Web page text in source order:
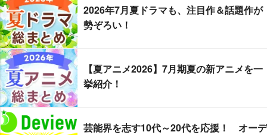
2026年7月夏ドラマも、注目作＆話題作が
勢ぞろい！
【夏アニメ2026】7月期夏の新アニメを一
挙紹介！
芸能界を志す10代～20代を応援！ オーデ